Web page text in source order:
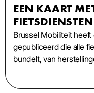
EEN KAART
Brussel Mobiliteit
gepubliceerd die alle
bundelt, van